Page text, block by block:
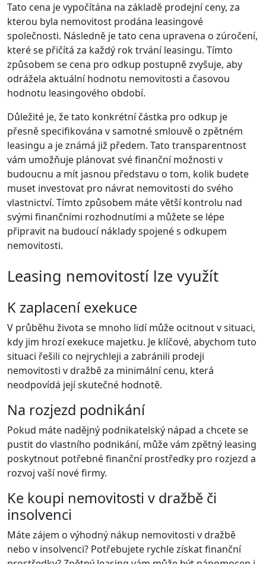
Tato cena je vypočítána na základě prodejní ceny, za
kterou byla nemovitost prodána leasingové
společnosti. Následně je tato cena upravena o zúročení,
které se přičítá za každý rok trvání leasingu. Tímto
způsobem se cena pro odkup postupně zvyšuje, aby
odrážela aktuální hodnotu nemovitosti a časovou
hodnotu leasingového období.
Důležité je, že tato konkrétní částka pro odkup je
přesně specifikována v samotné smlouvě o zpětném
leasingu a je známá již předem. Tato transparentnost
vám umožňuje plánovat své finanční možnosti v
budoucnu a mít jasnou představu o tom, kolik budete
muset investovat pro návrat nemovitosti do svého
vlastnictví. Tímto způsobem máte větší kontrolu nad
svými finančními rozhodnutími a můžete se lépe
připravit na budoucí náklady spojené s odkupem
nemovitosti.
Leasing nemovitostí lze využít
K zaplacení exekuce
V průběhu života se mnoho lidí může ocitnout v situaci,
kdy jim hrozí exekuce majetku. Je klíčové, abychom tuto
situaci řešili co nejrychleji a zabránili prodeji
nemovitosti v dražbě za minimální cenu, která
neodpovídá její skutečné hodnotě.
Na rozjezd podnikání
Pokud máte nadějný podnikatelský nápad a chcete se
pustit do vlastního podnikání, může vám zpětný leasing
poskytnout potřebné finanční prostředky pro rozjezd a
rozvoj vaší nové firmy.
Ke koupi nemovitosti v dražbě či
insolvenci
Máte zájem o výhodný nákup nemovitosti v dražbě
nebo v insolvenci? Potřebujete rychle získat finanční